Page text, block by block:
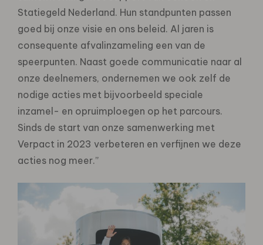
Statiegeld Nederland. Hun standpunten passen
goed bij onze visie en ons beleid. Al jaren is
consequente afvalinzameling een van de
speerpunten. Naast goede communicatie naar al
onze deelnemers, ondernemen we ook zelf de
nodige acties met bijvoorbeeld speciale
inzamel- en opruimploegen op het parcours.
Sinds de start van onze samenwerking met
Verpact in 2023 verbeteren en verfijnen we deze
acties nog meer.”